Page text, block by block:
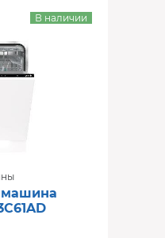
машина
В наличии